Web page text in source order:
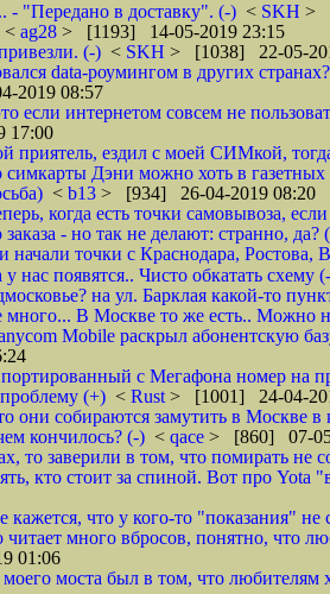
- "Передано в доставку". (-) < SKH >
< ag28 > [1193] 14-05-2019 23:15
(-) < SKH > [1038] 22-05-
data-роумингом в других
2019 08:57
если интернетом совсем не
17:00
приятель, ездил с моей СИМкой,
Дэни можно хоть в газетных
< b13 > [934] 26-04-2019 08:20
когда есть точки самовывоза,
- но так не делают: странно, да?
начали точки с Краснодара,
нас появятся.. Чисто обкатать схему
на ул. Барклая какой-то
В Москве то же есть.. Можно
Mobile раскрыл абонентскую
с Мегафона номер на
(+) < Rust > [1001] 24-04-
они собираются замутить в Москве в
кончилось? (-) < qace > [860] 07-
то заверили в том, что помирать не
кто стоит за спиной. Вот про Yota
что у кого-то "показания" не
читает много вбросов, понятно, что
01:06
моста был в том, что любителям